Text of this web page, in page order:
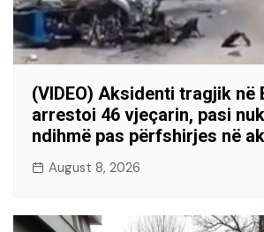
(VIDEO) Aksidenti tragjik në
arrestoi 46 vjeçarin, pasi
ndihmë pas përfshirjes në
August 8, 2026